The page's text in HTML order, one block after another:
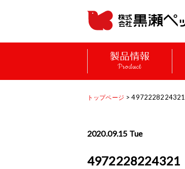
Product
トップページ > 4972228224321
2020.09.15 Tue
4972228224321